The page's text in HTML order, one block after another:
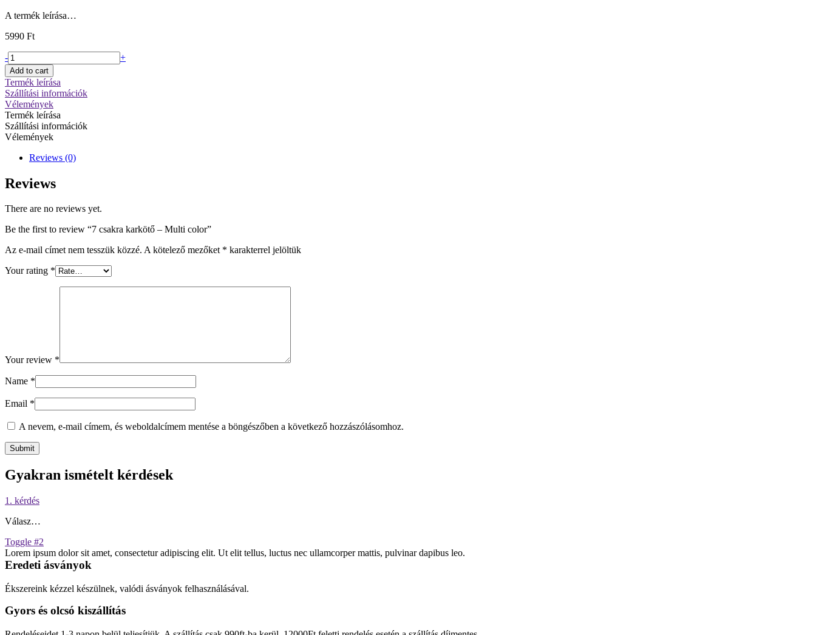
A termék leírása…
5990 Ft
7
csakra
karkötő
-
Multi
color
quantity
- +
Add to cart
Termék leírása
Szállítási információk
Vélemények
Termék leírása
Szállítási információk
Vélemények
Reviews (0)
Reviews
There are no reviews yet.
Be the first to review “7 csakra karkötő – Multi color”
Az e-mail címet nem tesszük közzé. A kötelező mezőket * karakterrel jelöltük
Your rating *
Your review *
Name *
Email *
A nevem, e-mail címem, és weboldalcímem mentése a böngészőben a következő hozzászólásomhoz.
Gyakran ismételt kérdések
1. kérdés
Válasz…
Toggle #2
Lorem ipsum dolor sit amet, consectetur adipiscing elit. Ut elit tellus, luctus nec ullamcorper mattis, pulvinar dapibus leo.
Eredeti ásványok
Ékszereink kézzel készülnek, valódi ásványok felhasználásával.
Gyors és olcsó kiszállítás